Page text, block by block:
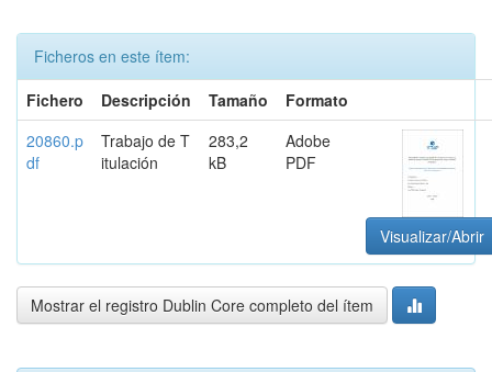
Ficheros en este ítem:
Fichero
Descripción Tamaño
Formato
20860.p
df
Trabajo de T
itulación
283,2
kB
Adobe
PDF
Visualizar/Abrir
Mostrar el registro Dublin Core completo del ítem